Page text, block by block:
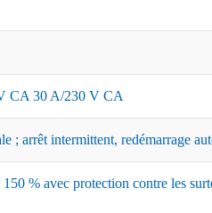
CA 30 A/230 V CA
; arrêt intermittent, redémarrage
% avec protection contre les